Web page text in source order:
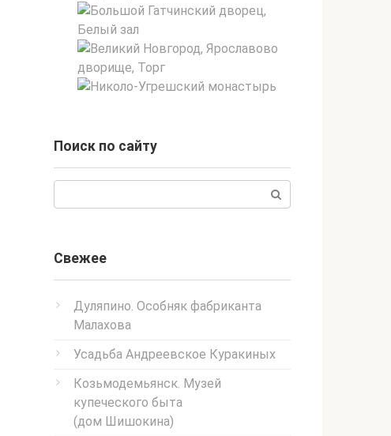
Поиск по сайту
Свежее
Дуляпино. Особняк фабриканта
Малахова
Усадьба Андреевское Куракиных
Козьмодемьянск. Музей
купеческого быта
(дом Шишокина)